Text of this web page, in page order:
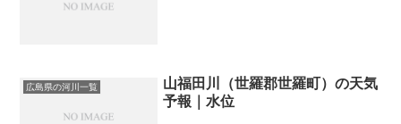
広島県の河川一覧
山福田川（世羅郡世羅町）の天気
予報｜水位